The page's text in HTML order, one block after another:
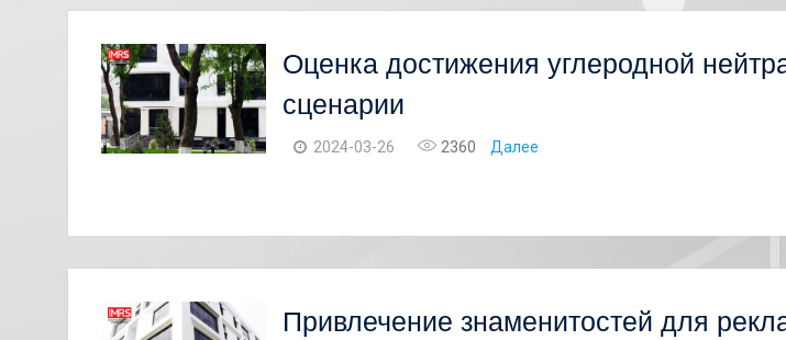
Оценка достижения углеродной
сценарии
2024-03-26 2360 Далее
Привлечение знаменитостей для